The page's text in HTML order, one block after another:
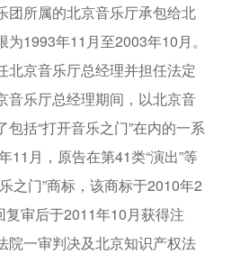
团所属的北京音乐厅承包给北
1993年11月至2003年10月。
北京音乐厅总经理并担任法定
音乐厅总经理期间，以北京音
括“打开音乐之门”在内的一系
11月，原告在第41类“演出”等
之门”商标，该商标于2010年2
复审后于2011年10月获得注
院一审判决及北京知识产权法